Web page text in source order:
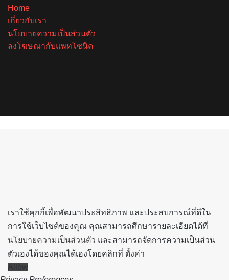
Home
เกี่ยวกับเรา
นโยบายความเป็นส่วนตัว
ลงโฆษณากับแพทโซนิค
เราใช้คุกกี้เพื่อพัฒนาประสิทธิภาพ และประสบการณ์ที่ดีใน
การใช้เว็บไซต์ของคุณ คุณสามารถศึกษารายละเอียดได้ที่
นโยบายความเป็นส่วนตัว และสามารถจัดการความเป็นส่วน
ตัวเองได้ของคุณได้เองโดยคลิกที่ ตั้งค่า
Allow